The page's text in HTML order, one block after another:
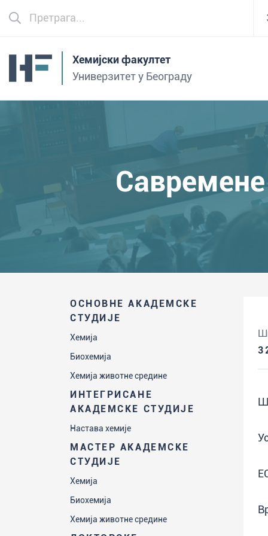
Хемијски факултет
Универзитет у Београду
ОСНОВНЕ АКАДЕМСКЕ
СТУДИЈЕ
Хемија
Биохемија
Хемија животне средине
ИНТЕГРИСАНЕ
АКАДЕМСКЕ СТУДИЈЕ
Настава хемије
МАСТЕР АКАДЕМСКЕ
СТУДИЈЕ
Хемија
Биохемија
Хемија животне средине